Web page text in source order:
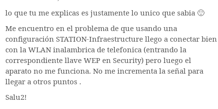
lo que tu me explicas es justamente lo unico que sabia 🙂
Me encuentro en el problema de que usando una
configuración STATION-Infraestructure llego a conectar bien
con la WLAN inalambrica de telefonica (entrando la
correspondiente llave WEP en Security) pero luego el
aparato no me funciona. No me incrementa la señal para
llegar a otros puntos .
Salu2!